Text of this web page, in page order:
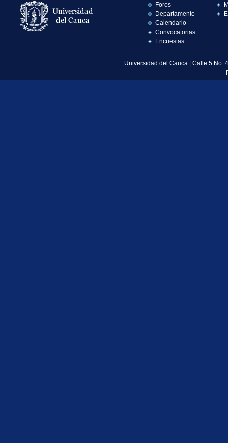
Foros
Departamento
Calendario
Convocatorias
Encuestas
Universidad del Cauca | Calle 5 No.